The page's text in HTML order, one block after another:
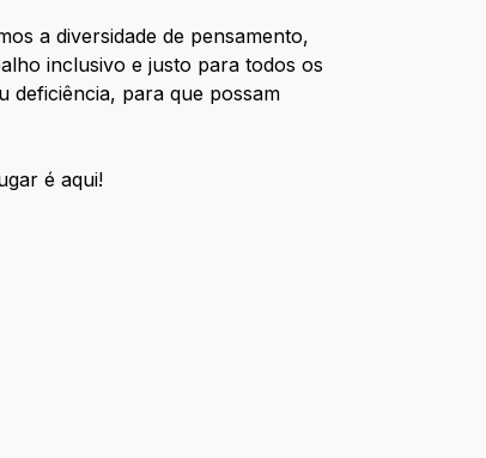
a diversidade de pensamento,
inclusivo e justo para todos os
deficiência, para que possam
é aqui!